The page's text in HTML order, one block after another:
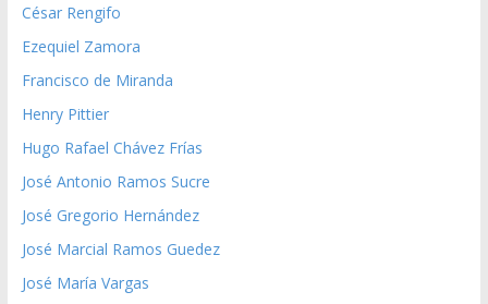
César Rengifo
Ezequiel Zamora
Francisco de Miranda
Henry Pittier
Hugo Rafael Chávez Frías
José Antonio Ramos Sucre
José Gregorio Hernández
José Marcial Ramos Guedez
José María Vargas